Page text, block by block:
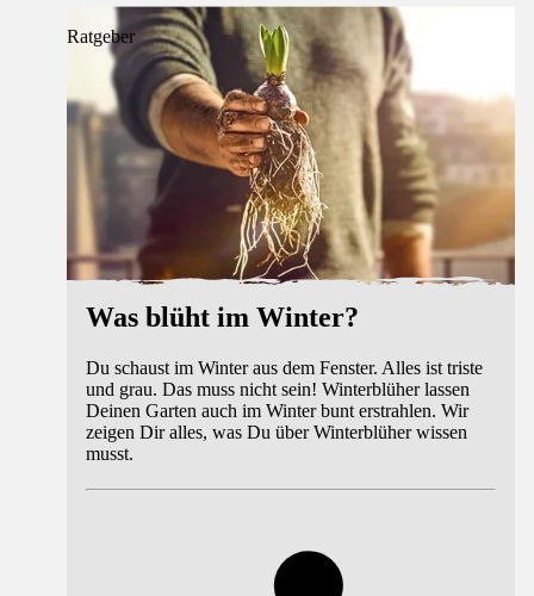
Ratgeber
Was blüht im Winter?
Du schaust im Winter aus dem Fenster. Alles ist triste
und grau. Das muss nicht sein! Winterblüher lassen
Deinen Garten auch im Winter bunt erstrahlen. Wir
zeigen Dir alles, was Du über Winterblüher wissen
musst.